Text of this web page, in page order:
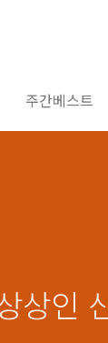
주간베스트
상인